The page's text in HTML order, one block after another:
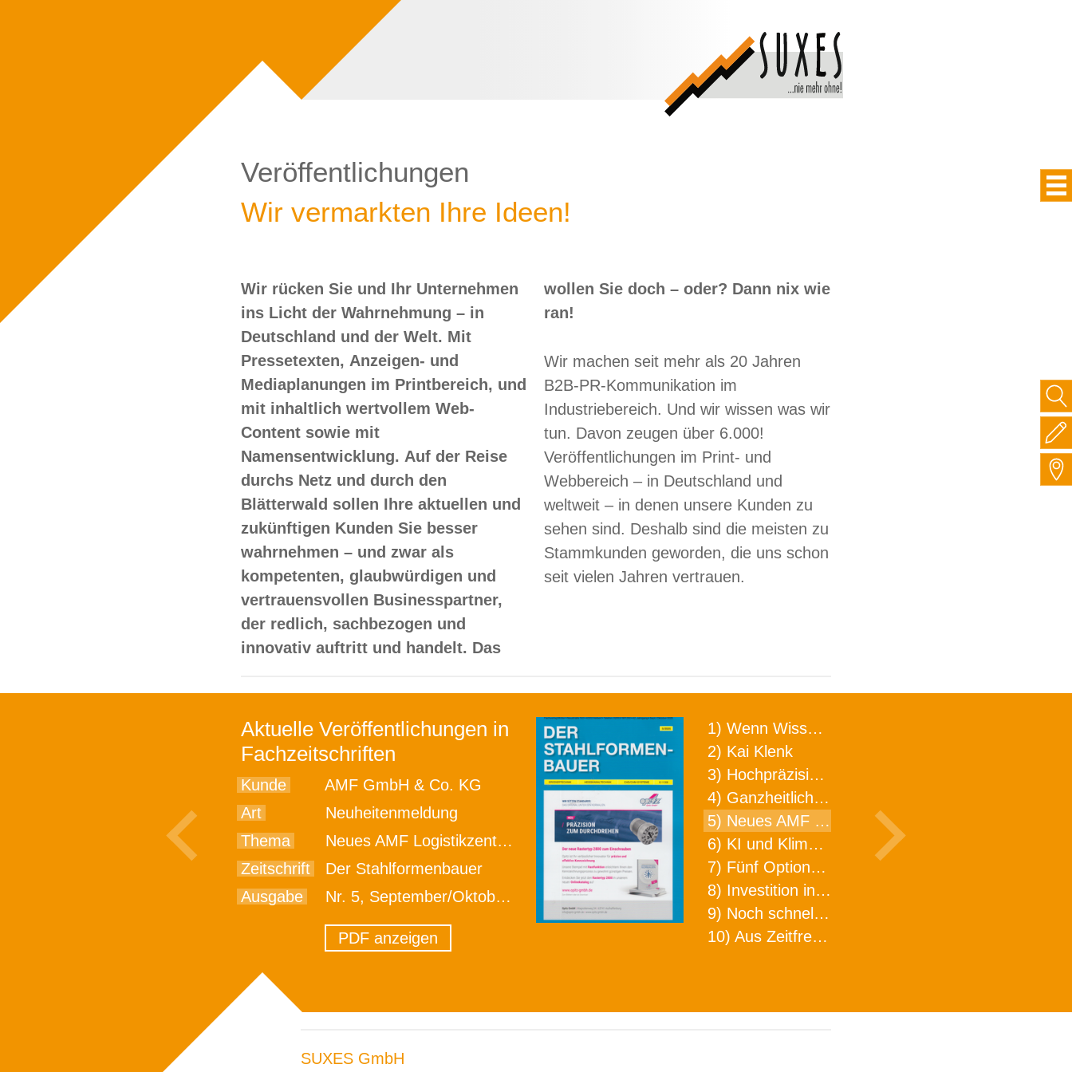
Veröffentlichungen
Wir vermarkten Ihre Ideen!
Wir rücken Sie und Ihr Unternehmen
ins Licht der Wahrnehmung – in
Deutschland und der Welt. Mit
Pressetexten, Anzeigen- und
Mediaplanungen im Printbereich, und
mit inhaltlich wertvollem Web-
Content sowie mit
Namensentwicklung. Auf der Reise
durchs Netz und durch den
Blätterwald sollen Ihre aktuellen und
zukünftigen Kunden Sie besser
wahrnehmen – und zwar als
kompetenten, glaubwürdigen und
vertrauensvollen Businesspartner,
der redlich, sachbezogen und
innovativ auftritt und handelt. Das
wollen Sie doch – oder? Dann nix wie
ran!
Wir machen seit mehr als 20 Jahren
B2B-PR-Kommunikation im
Industriebereich. Und wir wissen was wir
tun. Davon zeugen über 6.000!
Veröffentlichungen im Print- und
Webbereich – in Deutschland und
weltweit – in denen unsere Kunden zu
sehen sind. Deshalb sind die meisten zu
Stammkunden geworden, die uns schon
seit vielen Jahren vertrauen.
Aktuelle Veröffentlichungen in
Fachzeitschriften
Kunde
AMF GmbH & Co. KG
Art
Neuheitenmeldung
Thema
Neues AMF Logistikzentrum feierlich eröffnet
Zeitschrift
Der Stahlformenbauer
Ausgabe
Nr. 5, September/Oktober 2025
PDF anzeigen
1) Wenn Wissen geht, kann ARNO WERKZEUGE helfen
2) Kai Klenk
3) Hochpräzision in neuer Dimension
4) Ganzheitlicher Ansatz für mehr Effizienz und Produktivität in der Zerspanung
5) Neues AMF Logistikzentrum feierlich eröffnet
6) KI und Klimaschutz im Schaltanlagenbau
7) Fünf Optionen, wie man Zeitfresser in Effizienz umwandelt
8) Investition in Fellbach mit nachhaltiger Logistik und Lagerfläche
9) Noch schnellere Lieferung
10) Aus Zeitfressern wird Effizienz
SUXES GmbH